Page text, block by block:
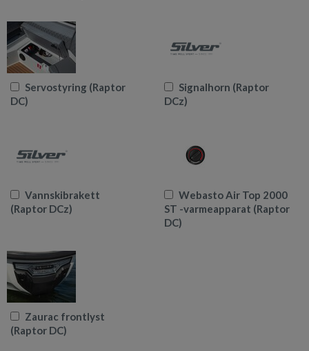
Servostyring (Raptor
DC)
Signalhorn (Raptor
DCz)
Vannskibrakett
(Raptor DCz)
Webasto Air Top 2000
ST -varmeapparat (Raptor
DC)
Zaurac frontlyst
(Raptor DC)